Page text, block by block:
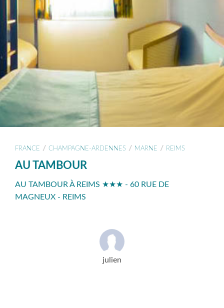
FRANCE / CHAMPAGNE-ARDENNES / MARNE / REIMS
AU TAMBOUR
AU TAMBOUR À REIMS ★★★ - 60 RUE DE
MAGNEUX - REIMS
julien